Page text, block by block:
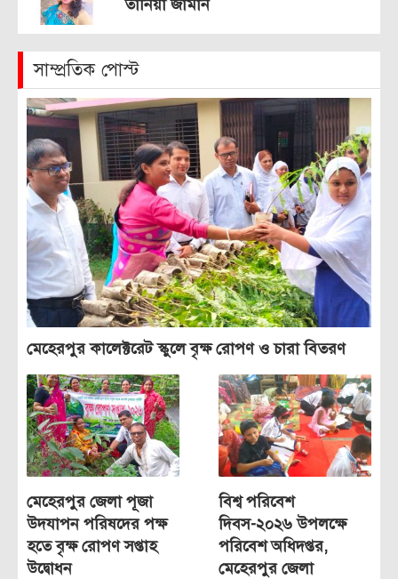
তানিয়া জামান
সাম্প্রতিক পোস্ট
মেহেরপুর কালেক্টরেট স্কুলে বৃক্ষ রোপণ ও চারা বিতরণ
মেহেরপুর জেলা পূজা
উদযাপন পরিষদের পক্ষ
হতে বৃক্ষ রোপণ সপ্তাহ
উদ্বোধন
বিশ্ব পরিবেশ
দিবস-২০২৬ উপলক্ষে
পরিবেশ অধিদপ্তর,
মেহেরপুর জেলা